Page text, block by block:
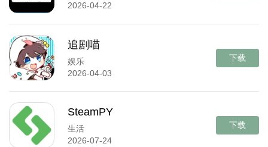
2026-04-22
追剧喵
娱乐
2026-04-03
下载
SteamPY
生活
2026-07-24
下载